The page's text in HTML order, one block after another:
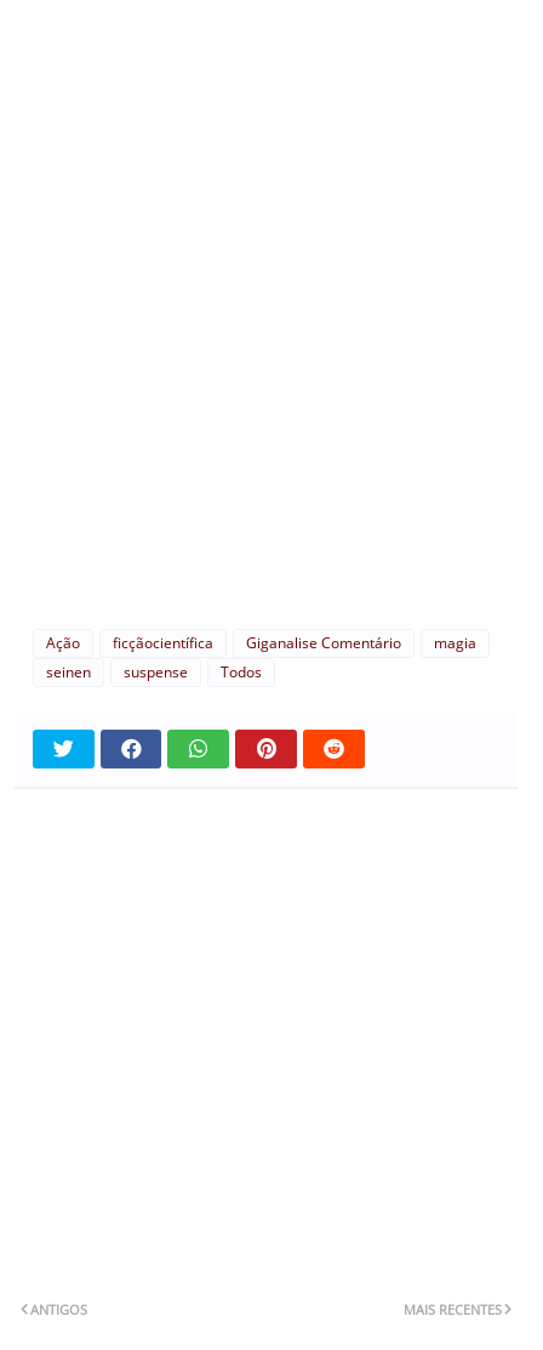
Ação ficçãocientífica Giganalise Comentário
magia
seinen
suspense Todos
MAIS RECENTES
ANTIGOS